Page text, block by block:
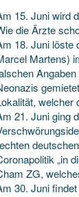
15. Juni wird
die Ärzte
18. Juni löste
Martens)
welcher
21. Juni ging
„in
ZG,
30. Juni